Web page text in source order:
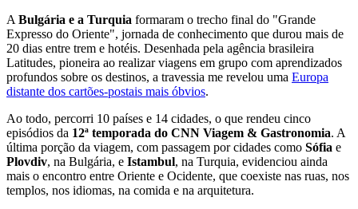
A Bulgária e a Turquia formaram o trecho final do "Grande
Expresso do Oriente", jornada de conhecimento que durou mais de
20 dias entre trem e hotéis. Desenhada pela agência brasileira
Latitudes, pioneira ao realizar viagens em grupo com aprendizados
profundos sobre os destinos, a travessia me revelou uma Europa
distante dos cartões-postais mais óbvios.
Ao todo, percorri 10 países e 14 cidades, o que rendeu cinco
episódios da 12ª temporada do CNN Viagem & Gastronomia. A
última porção da viagem, com passagem por cidades como Sófia e
Plovdiv, na Bulgária, e Istambul, na Turquia, evidenciou ainda
mais o encontro entre Oriente e Ocidente, que coexiste nas ruas, nos
templos, nos idiomas, na comida e na arquitetura.